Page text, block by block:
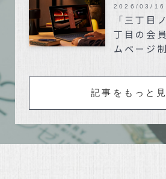
「三丁目
丁目の会
ムページ
2026/03/16
記事をもっと